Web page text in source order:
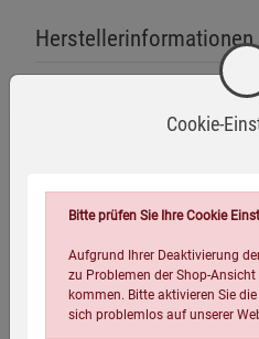
Für eine sichere Nutzung
Zugbänder am
Stolpergefahren zu
Waschanleitung des
Haut oder Kleidung
Bei Beschädigung des
Herstellerinformationen
EAN:
Verpackungsgewicht:
Verpackungsmaße (LxBxH):
Cookie-
Bitte prüfen Sie Ihre Cookie
Aufgrund Ihrer Deaktivierung
zu Problemen der Shop-
kommen. Bitte aktivieren Sie
sich problemlos auf unserer